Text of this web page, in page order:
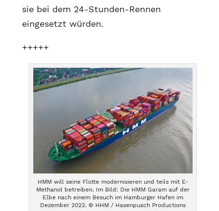
sie bei dem 24-Stunden-Rennen
eingesetzt würden.
+++++
HMM will seine Flotte modernisieren und teils mit E-
Methanol betreiben. Im Bild: Die HMM Garam auf der
Elbe nach einem Besuch im Hamburger Hafen im
Dezember 2022. © HHM / Hasenpusch Productions